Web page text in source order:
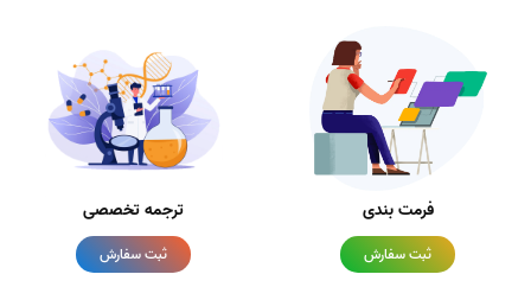
فرمت بندی
ثبت سفارش
ترجمه تخصصی
ثبت سفارش